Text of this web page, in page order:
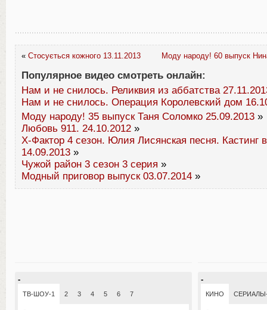
« Стосується кожного 13.11.2013 Моду народу! 60 выпуск
Популярное видео смотреть онлайн:
Нам и не снилось. Реликвия из аббатства
Нам и не снилось. Операция Королевский дом
Моду народу! 35 выпуск Таня Соломко 25.09.2013 »
Любовь 911. 24.10.2012 »
Х-Фактор 4 сезон. Юлия Лисянская песня. Кастинг
14.09.2013 »
Чужой район 3 сезон 3 серия »
Модный приговор выпуск 03.07.2014 »
-
ТВ-ШОУ-1 2 3 4 5 6 7
-
КИНО